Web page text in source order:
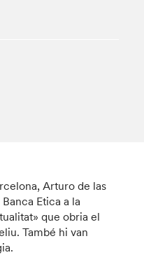
Arturo de las
Etica a la
que obria el
També hi van